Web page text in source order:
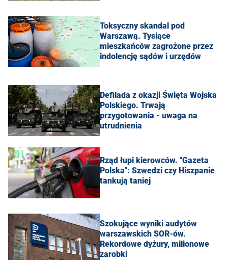
Toksyczny skandal pod
Warszawą. Tysiące
mieszkańców zagrożone przez
indolencję sądów i urzędów
Defilada z okazji Święta Wojska
Polskiego. Trwają
przygotowania - uwaga na
utrudnienia
Rząd łupi kierowców. "Gazeta
Polska": Szwedzi czy Hiszpanie
tankują taniej
Szokujące wyniki audytów
warszawskich SOR-ów.
Rekordowe dyżury, milionowe
zarobki